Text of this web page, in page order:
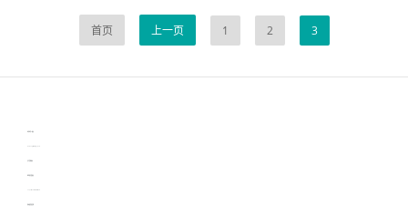
首页 上一页 1 2 3